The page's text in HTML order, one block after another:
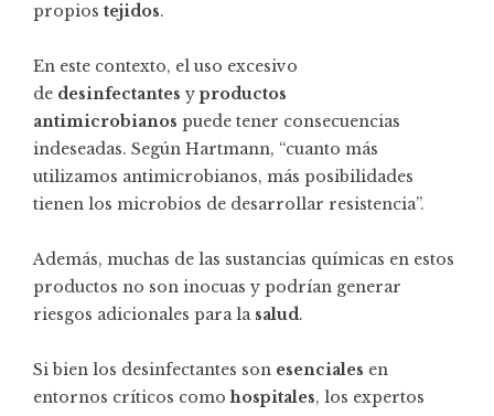
propios tejidos.
En este contexto, el uso excesivo
de desinfectantes y productos
antimicrobianos puede tener consecuencias
indeseadas. Según Hartmann, “cuanto más
utilizamos antimicrobianos, más posibilidades
tienen los microbios de desarrollar resistencia”.
Además, muchas de las sustancias químicas en estos
productos no son inocuas y podrían generar
riesgos adicionales para la salud.
Si bien los desinfectantes son esenciales en
entornos críticos comohospitales, los expertos